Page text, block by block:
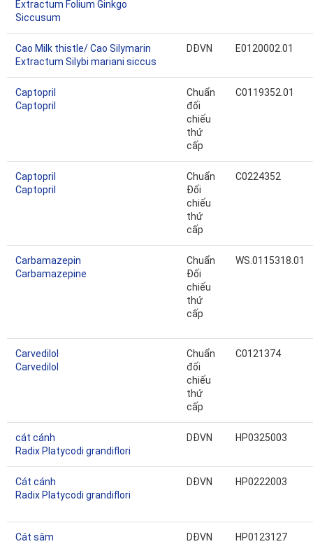
Extractum Folium Ginkgo
Siccusum
Cao Milk thistle/ Cao Silymarin
Extractum Silybi mariani siccus
DĐVN E0120002.01
Captopril
Captopril
Chuẩn
đối
chiếu
thứ
cấp
C0119352.01
Captopril
Captopril
Chuẩn
Đối
chiếu
thứ
cấp
C0224352
Carbamazepin
Carbamazepine
Chuẩn
Đối
chiếu
thứ
cấp
WS.0115318.01
Carvedilol
Carvedilol
Chuẩn
đối
chiếu
thứ
cấp
C0121374
cát cánh
Radix Platycodi grandiflori
DĐVN HP0325003
Cát cánh
Radix Platycodi grandiflori
DĐVN HP0222003
Cát sâm
DĐVN HP0123127